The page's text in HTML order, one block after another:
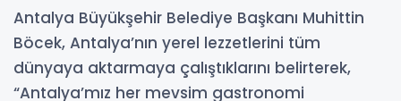
Antalya Büyükşehir Belediye Başkanı Muhittin
Böcek, Antalya’nın yerel lezzetlerini tüm
dünyaya aktarmaya çalıştıklarını belirterek,
“Antalya’mız her mevsim gastronomi